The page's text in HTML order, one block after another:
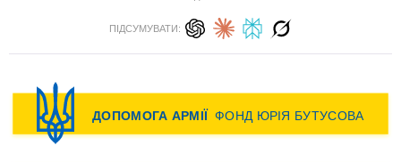
ПІДСУМУВАТИ: